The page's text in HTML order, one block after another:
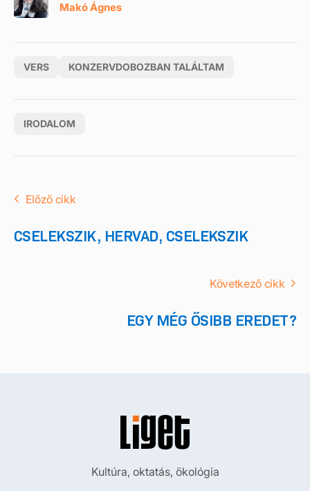
Makó Ágnes
VERS KONZERVDOBOZBAN TALÁLTAM
IRODALOM
Előző cikk
CSELEKSZIK, HERVAD, CSELEKSZIK
Következő cikk
EGY MÉG ŐSIBB EREDET?
Kultúra, oktatás, ökológia